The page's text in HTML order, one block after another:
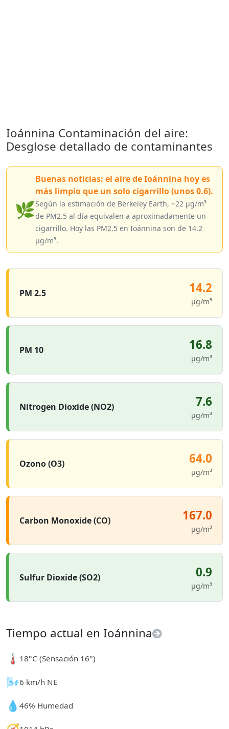
Ioánnina Contaminación del aire:
Desglose detallado de contaminantes
🌿
Buenas noticias: el aire de Ioánnina hoy es
más limpio que un solo cigarrillo (unos 0.6).
Según la estimación de Berkeley Earth, ~22 µg/m³
de PM2.5 al día equivalen a aproximadamente un
cigarrillo. Hoy las PM2.5 en Ioánnina son de 14.2
µg/m³.
PM 2.5 14.2
µg/m³
PM 10 16.8
µg/m³
Nitrogen Dioxide (NO2) 7.6
µg/m³
Ozono (O3) 64.0
µg/m³
Carbon Monoxide (CO) 167.0
µg/m³
Sulfur Dioxide (SO2) 0.9
µg/m³
Tiempo actual en Ioánnina
🌡️ 18°C (Sensación 16°)
🌬️6 km/h NE
💧46% Humedad